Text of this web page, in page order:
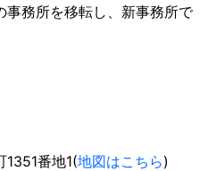
務所を移転し、新事務所で
番地1(地図はこちら)